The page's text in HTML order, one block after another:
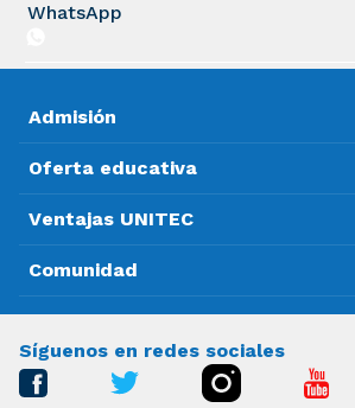
WhatsApp
Admisión
Oferta educativa
Ventajas UNITEC
Comunidad
Síguenos en redes sociales